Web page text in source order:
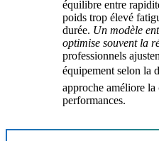
équilibre entre
poids trop élevé
durée. Un modèle
optimise souvent la
professionnels
équipement selon la
approche améliore la
performances.